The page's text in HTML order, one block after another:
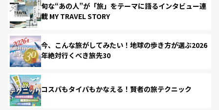
旬な“あの人”が「旅」をテーマに語るインタビュー連
載 MY TRAVEL STORY
今、こんな旅がしてみたい！地球の歩き方が選ぶ2026
年絶対行くべき旅先30
コスパもタイパもかなえる！賢者の旅テクニック